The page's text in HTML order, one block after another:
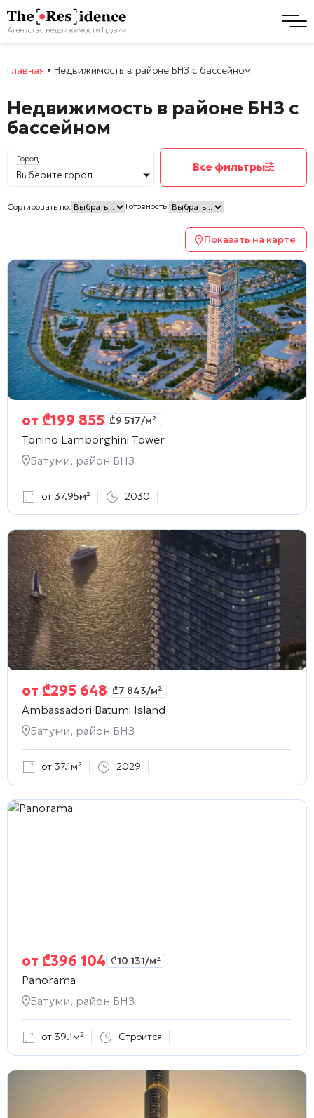
Главная • Недвижимость в районе БНЗ с бассейном
Недвижимость в районе БНЗ с
бассейном
Город
Выберите город
Все фильтры
Сортировать по: Готовность:
Показать на карте
от ₾199 855 ₾9 517/м²
Tonino Lamborghini Tower
Батуми, район БНЗ
от 37.95м² 2030
от ₾295 648 ₾7 843/м²
Ambassadori Batumi Island
Батуми, район БНЗ
от 37.1м² 2029
от ₾396 104 ₾10 131/м²
Panorama
Батуми, район БНЗ
от 39.1м² Строится